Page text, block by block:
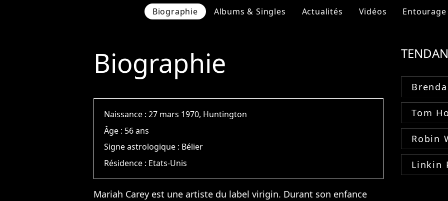
Biographie Albums & Singles Actualités Vidéos Entourage
Biographie
Naissance :27 mars 1970, Huntington
Âge : 56 ans
Signe astrologique : Bélier
Résidence : Etats-Unis
Mariah Carey est une artiste du label virigin. Durant son enfance
Tom
Robin
Linkin